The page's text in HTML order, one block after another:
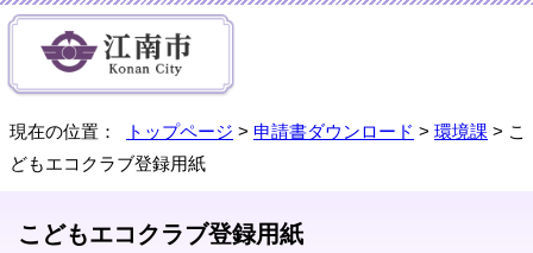
現在の位置： トップページ > 申請書ダウンロード > 環境課 > こ
どもエコクラブ登録用紙
こどもエコクラブ登録用紙